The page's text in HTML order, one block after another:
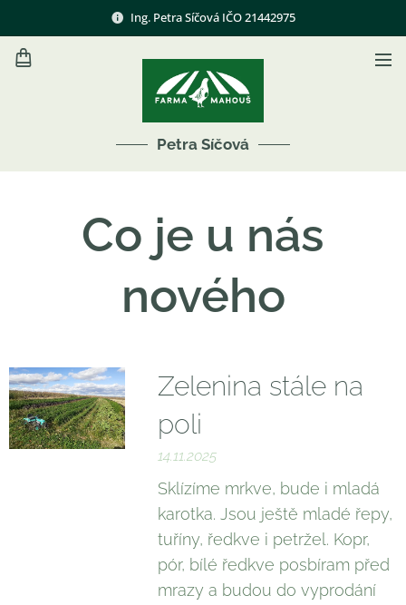
Ing. Petra Síčová IČO 21442975
Petra Síčová
Co je u nás
nového
Zelenina stále na
poli
14.11.2025
Sklízíme mrkve, bude i mladá
karotka. Jsou ještě mladé řepy,
tuříny, ředkve i petržel. Kopr,
pór, bílé ředkve posbíram před
mrazy a budou do vyprodání